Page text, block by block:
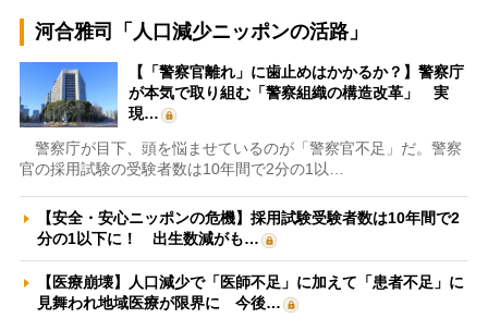
河合雅司「人口減少ニッポンの活路」
【「警察官離れ」に歯止めはかかるか？】警察庁
が本気で取り組む「警察組織の構造改革」 実
現…
警察庁が目下、頭を悩ませているのが「警察官不足」だ。警察
官の採用試験の受験者数は10年間で2分の1以…
【安全・安心ニッポンの危機】採用試験受験者数は10年間で2
分の1以下に！ 出生数減がも…
【医療崩壊】人口減少で「医師不足」に加えて「患者不足」に
見舞われ地域医療が限界に 今後…